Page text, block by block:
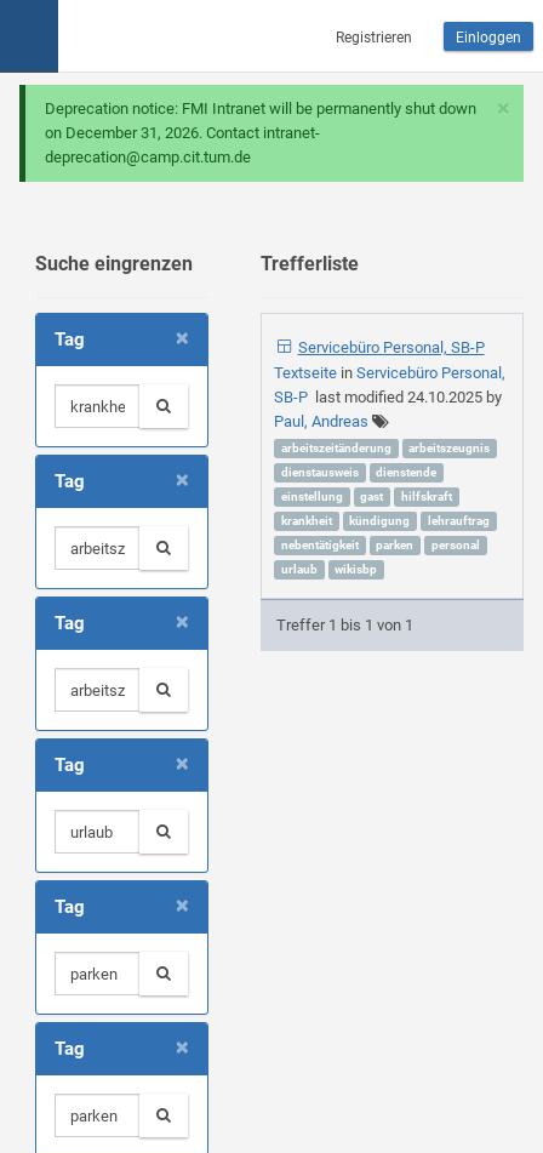
Registrieren Einloggen
×
Deprecation notice: FMI Intranet will be permanently shut down
on December 31, 2026. Contact intranet-
deprecation@camp.cit.tum.de
Suche eingrenzen
×
Tag
×
Tag
×
Tag
×
Tag
×
Tag
×
Tag
Trefferliste
Servicebüro Personal, SB-P
Textseite in Servicebüro Personal,
SB-Plast modified 24.10.2025by
Paul, Andreas
arbeitszeitänderung
arbeitszeugnis
dienstausweis
dienstende
einstellung
gast
hilfskraft
krankheit
kündigung
lehrauftrag
nebentätigkeit
parken
personal
urlaub
wikisbp
Treffer 1 bis 1 von 1